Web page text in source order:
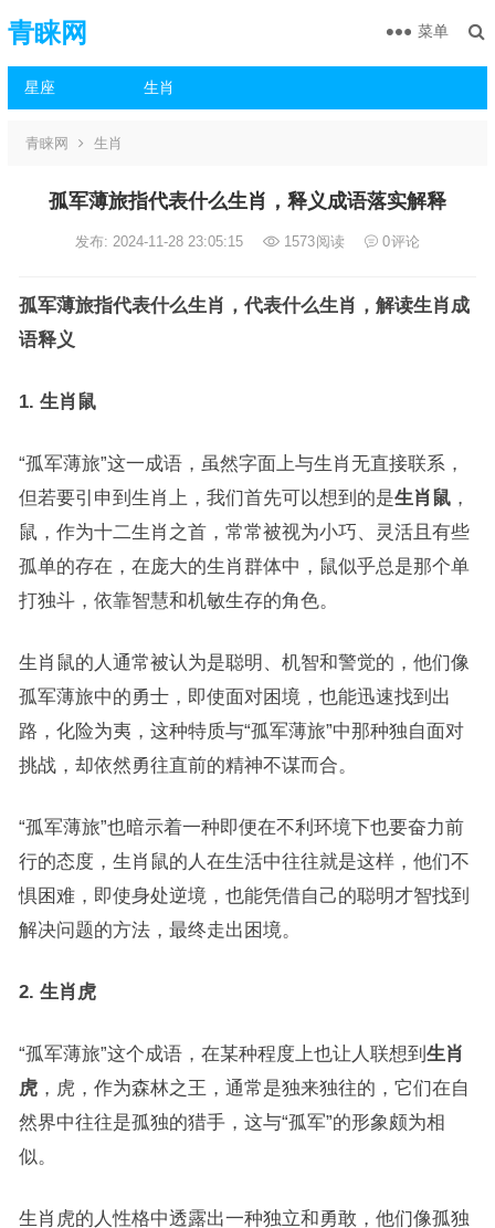
青睐网
星座 生肖
菜单
青睐网 生肖
孤军薄旅指代表什么生肖，释义成语落实解释
发布: 2024-11-28 23:05:15 1573阅读 0评论
孤军薄旅指代表什么生肖，代表什么生肖，解读生肖成
语释义
1. 生肖鼠
“孤军薄旅”这一成语，虽然字面上与生肖无直接联系，
但若要引申到生肖上，我们首先可以想到的是生肖鼠，
鼠，作为十二生肖之首，常常被视为小巧、灵活且有些
孤单的存在，在庞大的生肖群体中，鼠似乎总是那个单
打独斗，依靠智慧和机敏生存的角色。
生肖鼠的人通常被认为是聪明、机智和警觉的，他们像
孤军薄旅中的勇士，即使面对困境，也能迅速找到出
路，化险为夷，这种特质与“孤军薄旅”中那种独自面对
挑战，却依然勇往直前的精神不谋而合。
“孤军薄旅”也暗示着一种即便在不利环境下也要奋力前
行的态度，生肖鼠的人在生活中往往就是这样，他们不
惧困难，即使身处逆境，也能凭借自己的聪明才智找到
解决问题的方法，最终走出困境。
2. 生肖虎
“孤军薄旅”这个成语，在某种程度上也让人联想到 生肖
虎，虎，作为森林之王，通常是独来独往的，它们在自
然界中往往是孤独的猎手，这与“孤军”的形象颇为相
似。
生肖虎的人性格中透露出一种独立和勇敢，他们像孤独